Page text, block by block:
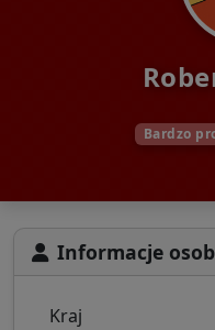
Bardzo
Informacje
Kraj